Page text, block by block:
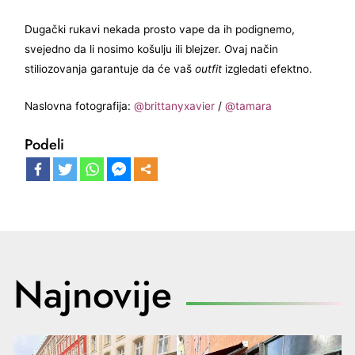
Dugački rukavi nekada prosto vape da ih podignemo,
svejedno da li nosimo košulju ili blejzer. Ovaj način
stiliozovanja garantuje da će vašoutfit izgledati efektno.
Naslovna fotografija:@brittanyxavier /@tamara
Podeli
Najnovije